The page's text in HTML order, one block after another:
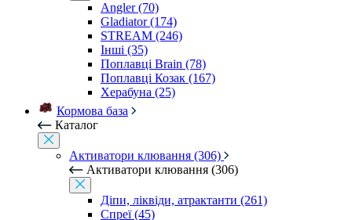
Angler (70)
Gladiator (174)
STREAM (246)
Інші (35)
Поплавці Brain (78)
Поплавці Козак (167)
Херабуна (25)
Кормова база
Каталог
Активатори клювання (306)
Активатори клювання (306)
Діпи, ліквіди, атрактанти (261)
Спреї (45)